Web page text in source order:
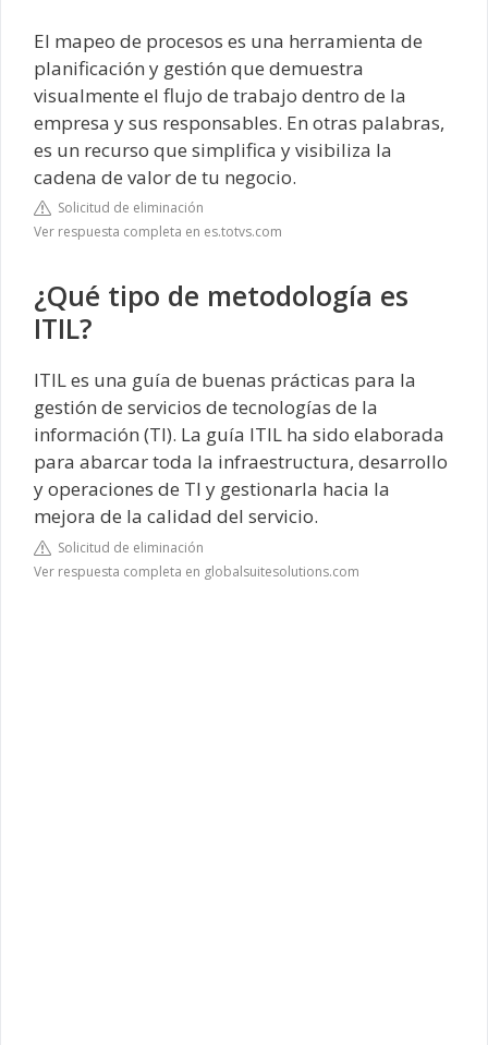
El mapeo de procesos es una herramienta de
planificación y gestión que demuestra
visualmente el flujo de trabajo dentro de la
empresa y sus responsables. En otras palabras,
es un recurso que simplifica y visibiliza la
cadena de valor de tu negocio.
Solicitud de eliminación
Ver respuesta completa en es.totvs.com
¿Qué tipo de metodología es
ITIL?
ITIL es una guía de buenas prácticas para la
gestión de servicios de tecnologías de la
información (TI). La guía ITIL ha sido elaborada
para abarcar toda la infraestructura, desarrollo
y operaciones de TI y gestionarla hacia la
mejora de la calidad del servicio.
Solicitud de eliminación
Ver respuesta completa en globalsuitesolutions.com